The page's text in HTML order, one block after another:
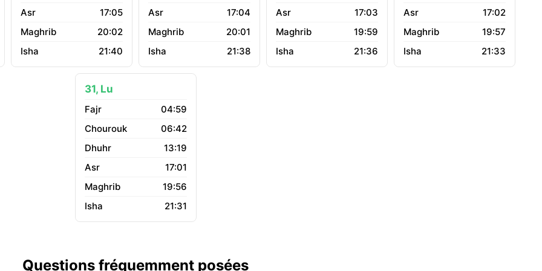
17:05
20:02
21:40
17:04
20:01
21:38
17:03
19:59
21:36
17:02
19:57
21:33
31, Lu
04:59
06:42
13:19
17:01
19:56
21:31
Questions fréquemment posées